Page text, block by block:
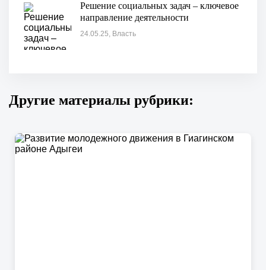
Решение социальных задач – ключевое
направление деятельности
24.05.25, Власть
Другие материалы рубрики: